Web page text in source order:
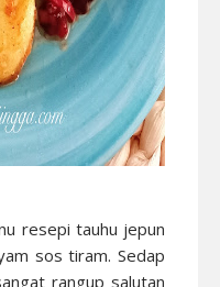
resepi tauhu jepun
sos tiram. Sedap
rangup salutan